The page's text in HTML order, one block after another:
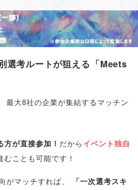
選考ルートが狙える 「Meets
最大8社の企業が集結するマッチン
が直接参加！ だからイベント独自
むことも可能です！
がマッチすれば、 「一次選考スキ